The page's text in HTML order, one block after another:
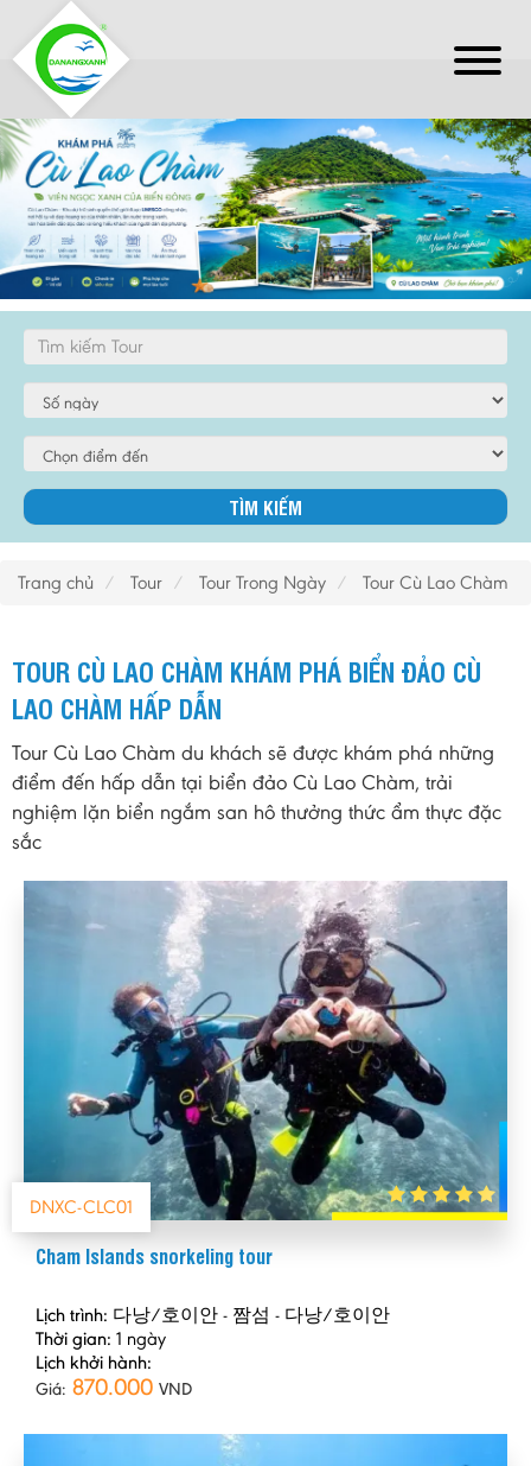
Trang chủ Tour Tour Trong Ngày Tour Cù Lao Chàm
TOUR CÙ LAO CHÀM KHÁM PHÁ BIỂN ĐẢO CÙ
LAO CHÀM HẤP DẪN
Tour Cù Lao Chàm du khách sẽ được khám phá những
điểm đến hấp dẫn tại biển đảo Cù Lao Chàm, trải
nghiệm lặn biển ngắm san hô thưởng thức ẩm thực đặc
sắc
DNXC-CLC01
Cham Islands snorkeling tour
Lịch trình: 다낭/호이안 - 짬섬 - 다낭/호이안
Thời gian: 1 ngày
Lịch khởi hành:
Giá: 870.000 VND